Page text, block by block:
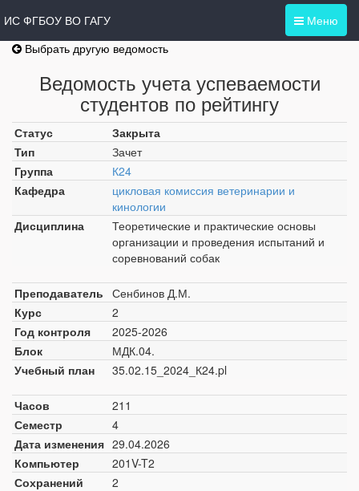
Меню
ИС ФГБОУ ВО ГАГУ
Выбрать другую ведомость
Ведомость учета успеваемости
студентов по рейтингу
Статус
Закрыта
Тип
Зачет
Группа
К24
Кафедра
цикловая комиссия ветеринарии и
кинологии
Дисциплина
Теоретические и практические основы
организации и проведения испытаний и
соревнований собак
Преподаватель Сенбинов Д.М.
Курс
2
Год контроля
2025-2026
Блок
МДК.04.
Учебный план
35.02.15_2024_К24.pl
Часов
211
Семестр
4
Дата изменения 29.04.2026
Компьютер
201V-T2
Сохранений
2